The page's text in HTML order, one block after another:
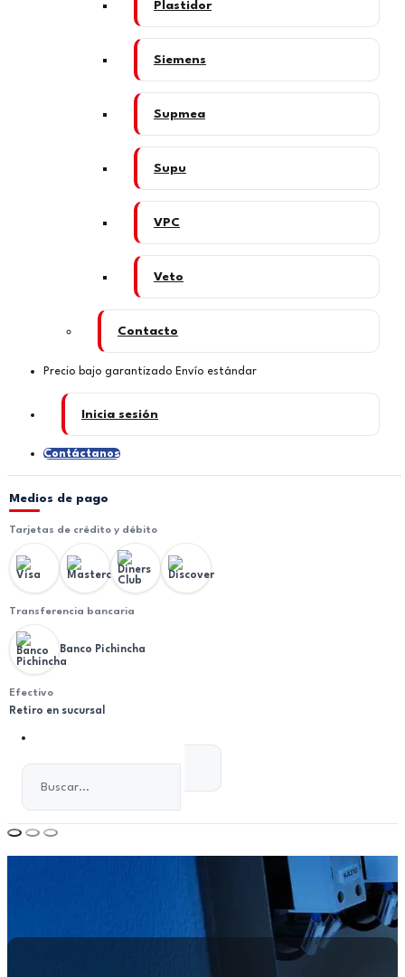
Plastidor
Siemens
Supmea
Supu
VPC
Veto
Contacto
Precio bajo garantizado Envío estándar
Inicia sesión
Contáctanos
Medios de pago
Tarjetas de crédito y débito
Transferencia bancaria
Banco Pichincha
Efectivo
Retiro en sucursal